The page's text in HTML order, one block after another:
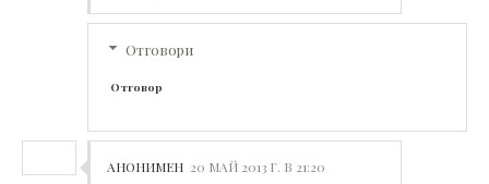
Отговори
Отговор
АНОНИМЕН 20 МАЙ 2013 Г. В 21:20